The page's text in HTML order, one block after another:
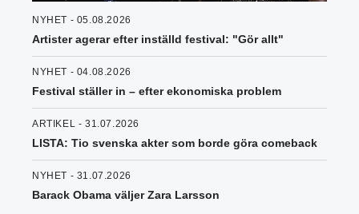
NYHET - 05.08.2026
Artister agerar efter inställd festival: "Gör allt"
NYHET - 04.08.2026
Festival ställer in – efter ekonomiska problem
ARTIKEL - 31.07.2026
LISTA: Tio svenska akter som borde göra comeback
NYHET - 31.07.2026
Barack Obama väljer Zara Larsson